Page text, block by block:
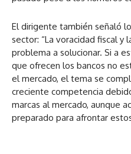
El dirigente también señaló
sector: “La voracidad fiscal y
problema a solucionar. Si a
que ofrecen los bancos no
el mercado, el tema se
creciente competencia
marcas al mercado, aunque
preparado para afrontar